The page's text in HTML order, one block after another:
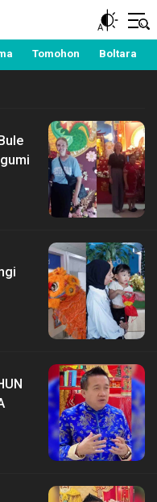
Kawanua, Politik,
dan Nasional
Tomohon Boltara